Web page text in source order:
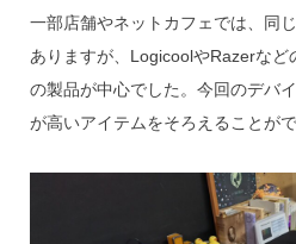
一部店舗やネットカフェでは、同
ありますが、LogicoolやRazerなど
の製品が中心でした。今回のデバ
が高いアイテムをそろえることが